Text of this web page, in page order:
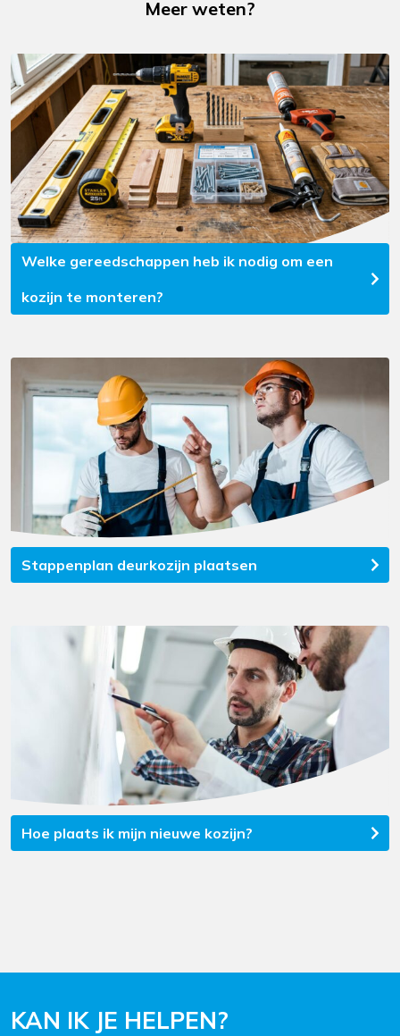
Meer weten?
Welke gereedschappen heb ik nodig om een
kozijn te monteren?
Stappenplan deurkozijn plaatsen
Hoe plaats ik mijn nieuwe kozijn?
KAN IK JE HELPEN?